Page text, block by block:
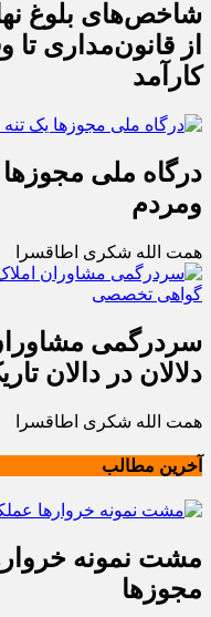
شاخص‌های بلوغ
از قانون‌مداری
کارآمد
درگاه ملی
ومردم
همت الله شکری اطاقسرا
سردرگمی
دلالان در دالان
همت الله شکری اطاقسرا
آخرین مطالب
مشت نمونه
مجوزها